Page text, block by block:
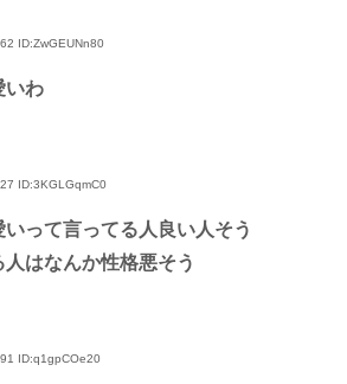
ID:ZwGEUNn80
いわ
ID:3KGLGqmC0
って言ってる人良い人そう
はなんか性格悪そう
ID:q1gpCOe20